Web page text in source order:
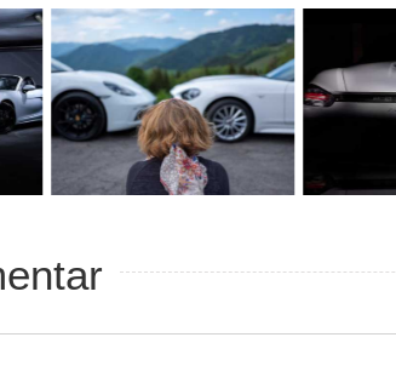
124
Spider
Treffen
August
2021